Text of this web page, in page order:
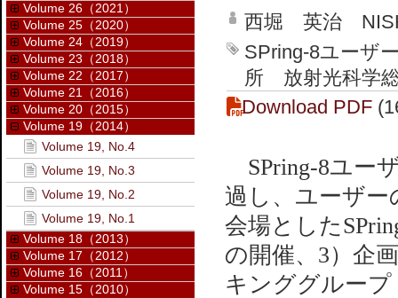
西堀 英治
SPring-8ユーザ
所 放射光科学
Download PDF
SPring-8ユー
過し、ユーザー
会場とした
の開催、3）企
キンググルー
Volume 26（2021）
Volume 25（2020）
Volume 24（2019）
Volume 23（2018）
Volume 22（2017）
Volume 21（2016）
Volume 20（2015）
Volume 19（2014）
Volume 19, No.4
Volume 19, No.3
Volume 19, No.2
Volume 19, No.1
Volume 18（2013）
Volume 17（2012）
Volume 16（2011）
Volume 15（2010）